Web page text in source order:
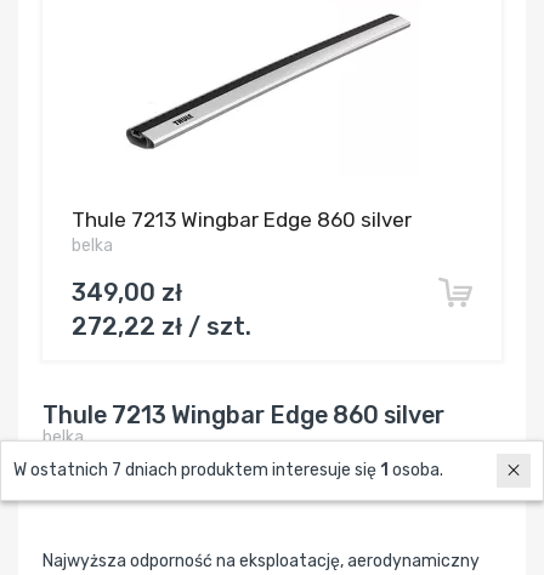
Thule 7213 Wingbar Edge 860 silver
belka
349,00 zł
272,22 zł / szt.
Thule 7213 Wingbar Edge 860 silver
belka
Belka bagażnika Thule Wingbar Edge 860 srebrna
Najwyższa odporność na eksploatację, aerodynamiczny
W ostatnich 7 dniach produktem interesuje się 1 osoba.